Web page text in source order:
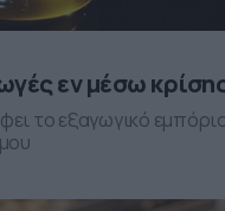
εν μέσω
το εξαγωγικό